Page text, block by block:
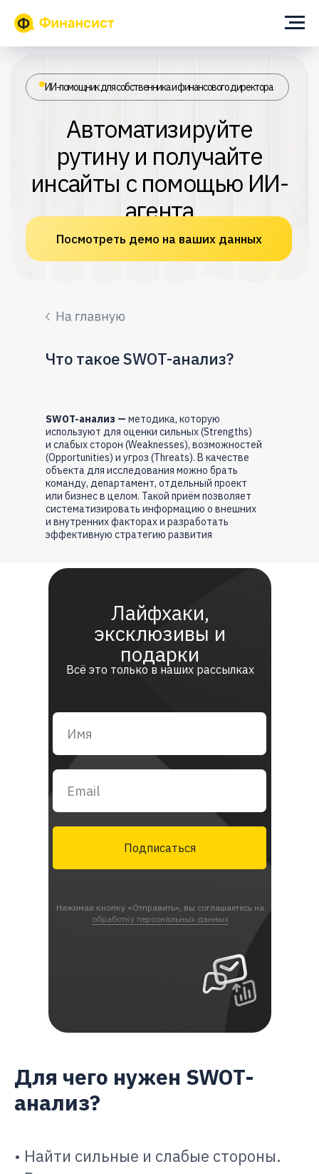
Автоматизируйте
инсайты с помощью ИИ-
агента
Посмотреть демо на ваших данных
Что такое SWOT-анализ?
SWOT-анализ — методика, которую
используют для оценки сильных (Strengths)
и слабых сторон (Weaknesses), возможностей
(Opportunities) и угроз (Threats). В качестве
объекта для исследования можно брать
команду, департамент, отдельный проект
или бизнес в целом. Такой приём позволяет
систематизировать информацию о внешних
и внутренних факторах и разработать
эффективную стратегию развития
Всё это только в наших рассылках
Лайфхаки,
эксклюзивы и
подарки
Нажимая кнопку «Отправить», вы соглашаетесь на
обработку персональных данных
Подписаться
Для чего нужен SWOT-
анализ?
• Найти сильные и слабые стороны.